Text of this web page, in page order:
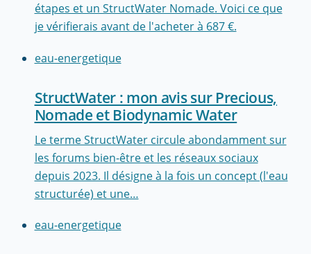
étapes et un StructWater Nomade. Voici ce que
je vérifierais avant de l'acheter à 687 €.
eau-energetique
StructWater : mon avis sur Precious,
Nomade et Biodynamic Water
Le terme StructWater circule abondamment sur
les forums bien-être et les réseaux sociaux
depuis 2023. Il désigne à la fois un concept (l'eau
structurée) et une…
eau-energetique